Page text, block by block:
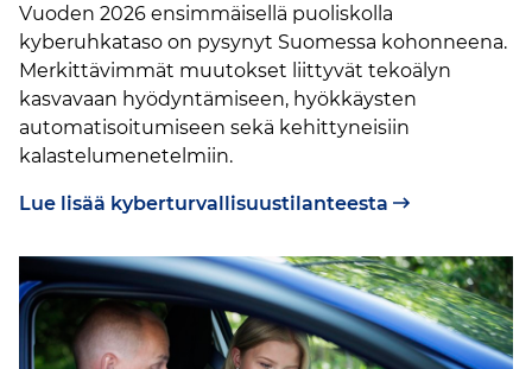
Vuoden 2026 ensimmäisellä puoliskolla
kyberuhkataso on pysynyt Suomessa kohonneena.
Merkittävimmät muutokset liittyvät tekoälyn
kasvavaan hyödyntämiseen, hyökkäysten
automatisoitumiseen sekä kehittyneisiin
kalastelumenetelmiin.
Lue lisää kyberturvallisuustilanteesta